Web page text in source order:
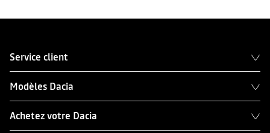
Service client
Modèles Dacia
Achetez votre Dacia